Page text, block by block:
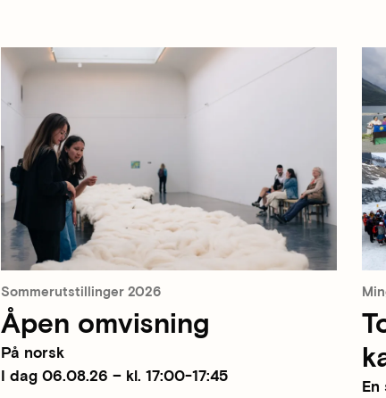
Sommerutstillinger 2026
Åpen omvisning
På norsk
I dag 06.08.26 – kl. 17:00-17:45
En